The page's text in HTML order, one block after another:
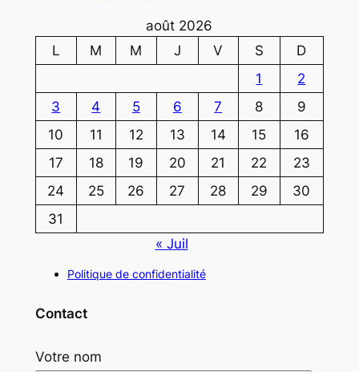
août 2026
L
M M J V S
D
1
2
3
4 5 6 7 8
9
10
11 12 13 14 15
16
17
18 19 20 21 22
23
24
25 26 27 28 29
30
31
« Juil
Politique de confidentialité
Contact
Votre nom